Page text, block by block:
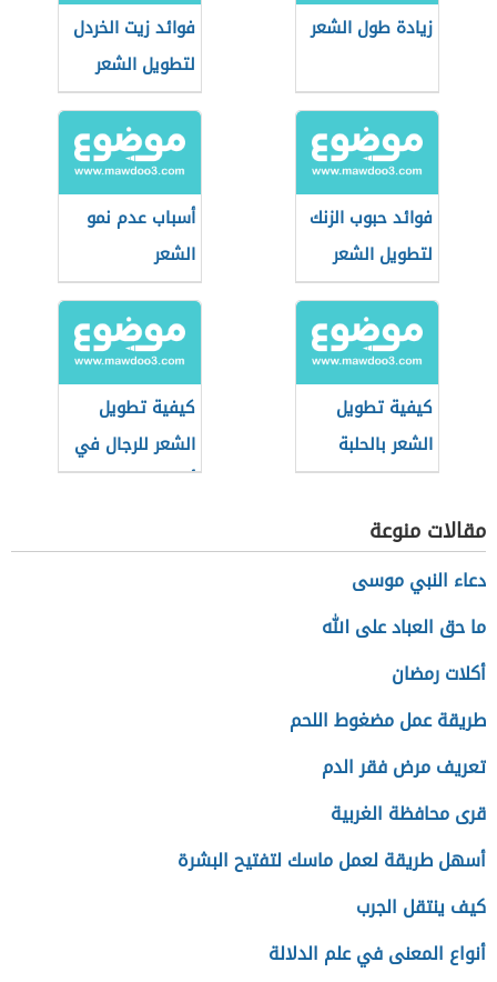
زيادة طول الشعر
فوائد زيت الخردل
لتطويل الشعر
فوائد حبوب الزنك
لتطويل الشعر
أسباب عدم نمو
الشعر
كيفية تطويل
الشعر بالحلبة
كيفية تطويل
الشعر للرجال في
أسبوع
مقالات منوعة
دعاء النبي موسى
ما حق العباد على الله
أكلات رمضان
طريقة عمل مضغوط اللحم
تعريف مرض فقر الدم
قرى محافظة الغربية
أسهل طريقة لعمل ماسك لتفتيح البشرة
كيف ينتقل الجرب
أنواع المعنى في علم الدلالة